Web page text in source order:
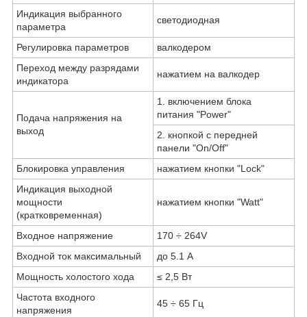
Индикация выбранного
параметра
светодиодная
Регулировка параметров
валкодером
Переход между разрядами
индикатора
нажатием на валкодер
Подача напряжения на
выход
1. включением блока
питания "Power"
2. кнопкой с передней
панели "On/Off"
Блокировка управления
нажатием кнопки "Lock"
Индикация выходной
мощности
(кратковременная)
нажатием кнопки "Watt"
Входное напряжение
170 ÷ 264V
Входной ток максимальный
до 5.1 А
Мощность холостого хода
≤ 2,5 Вт
Частота входного
напряжения
45 ÷ 65 Гц